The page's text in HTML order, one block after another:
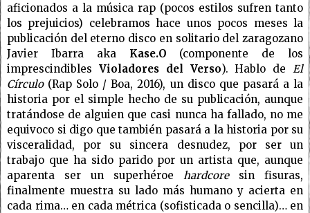
aficionados a la música rap (pocos estilos sufren tanto
los prejuicios) celebramos hace unos pocos meses la
publicación del eterno disco en solitario del zaragozano
Javier Ibarra aka Kase.O (componente de los
imprescindibles Violadores del Verso). Hablo de
El
Círculo(Rap Solo / Boa, 2016), un disco que pasará a la
historia por el simple hecho de su publicación, aunque
tratándose de alguien que casi nunca ha fallado, no me
equivoco si digo que también pasará a la historia por su
visceralidad, por su sincera desnudez, por ser un
trabajo que ha sido parido por un artista que, aunque
aparenta ser un superhéroe
hardcoresin fisuras,
finalmente muestra su lado más humano y acierta en
cada rima… en cada métrica (sofisticada o sencilla)… en